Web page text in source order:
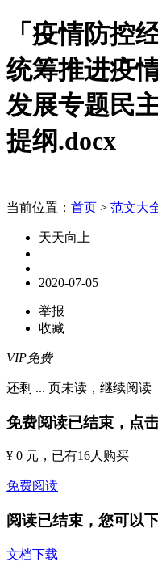
「疫情防控
统筹推进疫
发展专题民
提纲.docx
当前位置： 首页 > 范文大
天天向上
2020-07-05
举报
收藏
VIP免费
还剩 ... 页未读， 继续阅读
免费阅读已结束，点
¥ 0 元 ，已有16人购买
免费阅读
阅读已结束，您可以
文档下载